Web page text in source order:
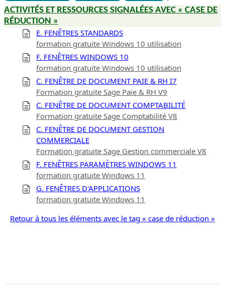
ACTIVITÉS ET RESSOURCES SIGNALÉES AVEC « CASE DE
RÉDUCTION »
E. FENÊTRES STANDARDS
formation gratuite Windows 10 utilisation
F. FENÊTRES WINDOWS 10
formation gratuite Windows 10 utilisation
C. FENÊTRE DE DOCUMENT PAIE & RH I7
Formation gratuite Sage Paie & RH V9
C. FENÊTRE DE DOCUMENT COMPTABILITÉ
Formation gratuite Sage Comptabilité V8
C. FENÊTRE DE DOCUMENT GESTION
COMMERCIALE
Formation gratuite Sage Gestion commerciale V8
F. FENÊTRES PARAMÈTRES WINDOWS 11
formation gratuite Windows 11
G. FENÊTRES D'APPLICATIONS
formation gratuite Windows 11
Retour à tous les éléments avec le tag « case de réduction »